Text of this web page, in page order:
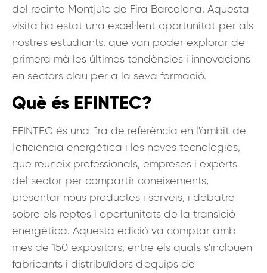
del recinte Montjuïc de Fira Barcelona. Aquesta
visita ha estat una excel·lent oportunitat per als
nostres estudiants, que van poder explorar de
primera mà les últimes tendències i innovacions
en sectors clau per a la seva formació.
Què és EFINTEC?
EFINTEC és una fira de referència en l'àmbit de
l'eficiència energètica i les noves tecnologies,
que reuneix professionals, empreses i experts
del sector per compartir coneixements,
presentar nous productes i serveis, i debatre
sobre els reptes i oportunitats de la transició
energètica. Aquesta edició va comptar amb
més de 150 expositors, entre els quals s'inclouen
fabricants i distribuïdors d'equips de